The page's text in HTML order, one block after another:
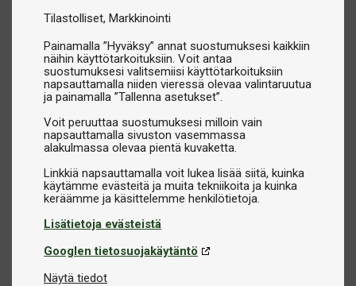
Tilastolliset Markkinointi
Painamalla ”Hyväksy” annat suostumuksesi kaikkiin
näihin käyttötarkoituksiin. Voit antaa
suostumuksesi valitsemiisi käyttötarkoituksiin
napsauttamalla niiden vieressä olevaa valintaruutua
ja painamalla ”Tallenna asetukset”.
Voit peruuttaa suostumuksesi milloin vain
napsauttamalla sivuston vasemmassa
alakulmassa olevaa pientä kuvaketta.
Linkkiä napsauttamalla voit lukea lisää siitä, kuinka
käytämme evästeitä ja muita tekniikoita ja kuinka
Lisätietoja evästeistä
Googlen tietosuojakäytäntö
Näytä tiedot